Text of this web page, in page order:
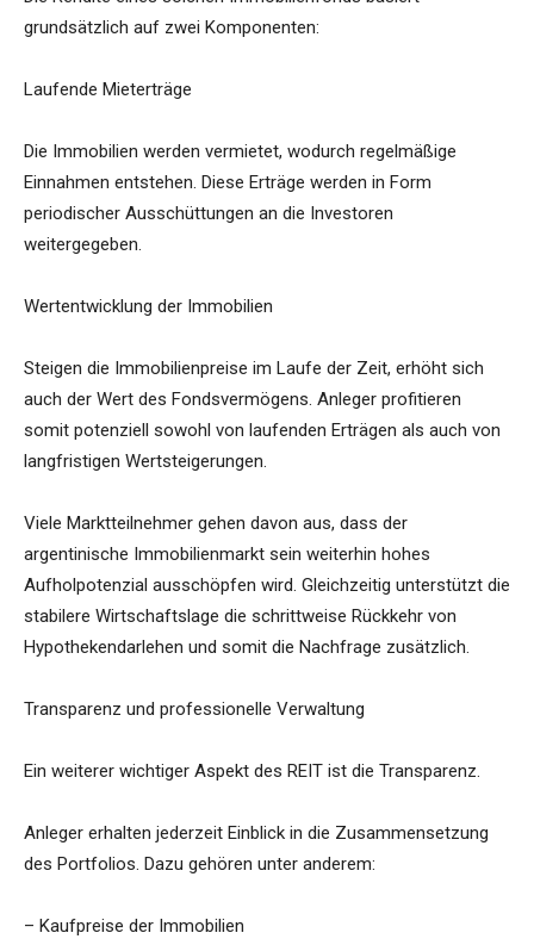
grundsätzlich auf zwei Komponenten:
Laufende Mieterträge
Die Immobilien werden vermietet, wodurch regelmäßige
Einnahmen entstehen. Diese Erträge werden in Form
periodischer Ausschüttungen an die Investoren
weitergegeben.
Wertentwicklung der Immobilien
Steigen die Immobilienpreise im Laufe der Zeit, erhöht sich
auch der Wert des Fondsvermögens. Anleger profitieren
somit potenziell sowohl von laufenden Erträgen als auch von
langfristigen Wertsteigerungen.
Viele Marktteilnehmer gehen davon aus, dass der
argentinische Immobilienmarkt sein weiterhin hohes
Aufholpotenzial ausschöpfen wird. Gleichzeitig unterstützt die
stabilere Wirtschaftslage die schrittweise Rückkehr von
Hypothekendarlehen und somit die Nachfrage zusätzlich.
Transparenz und professionelle Verwaltung
Ein weiterer wichtiger Aspekt des REIT ist die Transparenz.
Anleger erhalten jederzeit Einblick in die Zusammensetzung
des Portfolios. Dazu gehören unter anderem:
– Kaufpreise der Immobilien